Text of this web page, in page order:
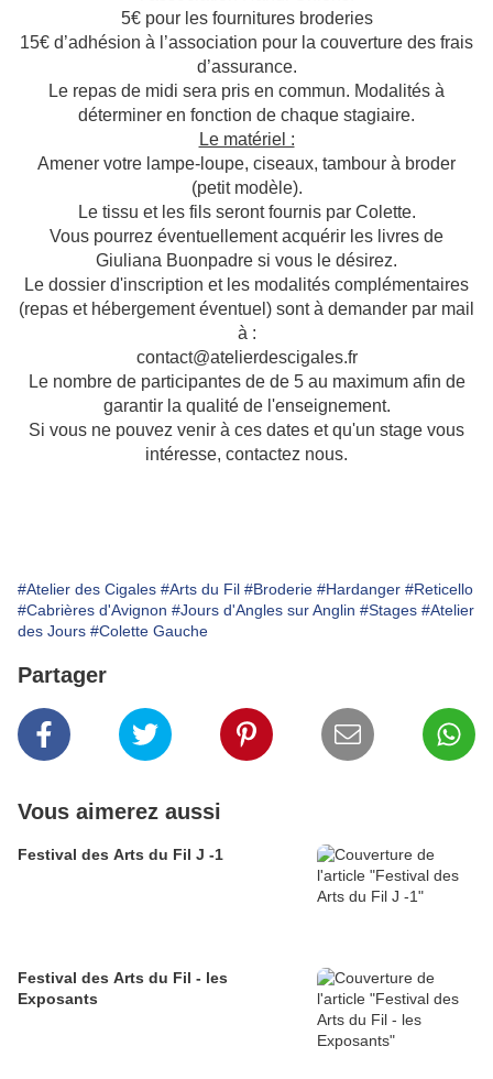
5€ pour les fournitures broderies
15€ d’adhésion à l’association pour la couverture des frais
d’assurance.
Le repas de midi sera pris en commun. Modalités à
déterminer en fonction de chaque stagiaire.
Le matériel :
Amener votre lampe-loupe, ciseaux, tambour à broder
(petit modèle).
Le tissu et les fils seront fournis par Colette.
Vous pourrez éventuellement acquérir les livres de
Giuliana Buonpadre si vous le désirez.
Le dossier d'inscription et les modalités complémentaires
(repas et hébergement éventuel) sont à demander par mail
à :
contact@atelierdescigales.fr
Le nombre de participantes de de 5 au maximum afin de
garantir la qualité de l'enseignement.
Si vous ne pouvez venir à ces dates et qu'un stage vous
intéresse, contactez nous.
#Atelier des Cigales #Arts du Fil #Broderie #Hardanger #Reticello
#Cabrières d'Avignon #Jours d'Angles sur Anglin #Stages #Atelier
des Jours #Colette Gauche
Partager
Vous aimerez aussi
Festival des Arts du Fil J -1
Festival des Arts du Fil - les
Exposants